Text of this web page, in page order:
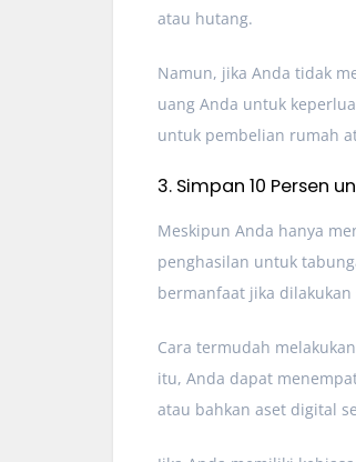
atau hutang.
Namun, jika Anda tidak
uang Anda untuk
untuk pembelian rumah
3. Simpan 10 Persen
Meskipun Anda hanya
penghasilan untuk
bermanfaat jika
Cara termudah
itu, Anda dapat
atau bahkan aset digital